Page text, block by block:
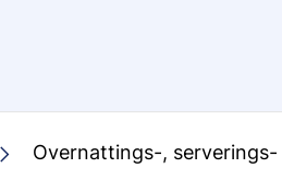
Overnattings-,